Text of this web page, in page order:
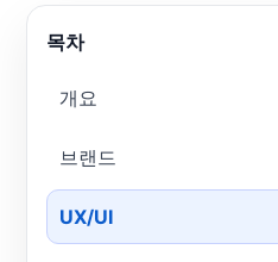
목차
개요
브랜드
UX/UI